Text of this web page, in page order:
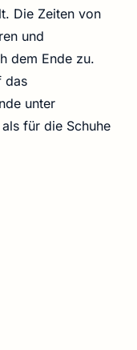
Die Zeiten von
und
dem Ende zu.
das
unter
für die Schuhe